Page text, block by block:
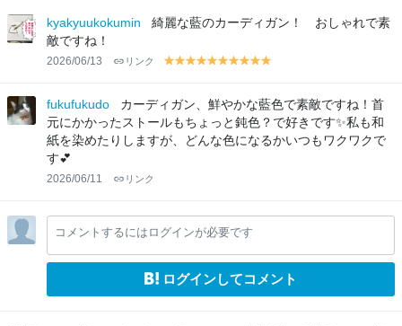
kyakyuukokumin
綺麗な藍のカーディガン！ おしゃれで素
敵ですね！
2026/06/13 リンク
y
lo
w
y
lo
w
y
lo
w
y
w
y
lo
y
lo
w
y
lo
w
y
lo
w
y
lo
w
lo
w
fukufukudo
カーディガン、鮮やかな藍色で素敵ですね！首
元にかかったストールもちょっと鈍色？で好きです✨私も和
紙を染めたりしますが、どんな色になるかいつもワクワクで
す💕
2026/06/11 リンク
コメントするにはログインが必要です
ログインしてコメント